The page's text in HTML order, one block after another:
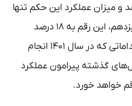
و میزان عملکرد این حکم تنها
۱۳ درصد بود. از زمان آغاز دولت سیزدهم، این رقم به ۱۸ درصد
افزایش یافته است. با مجموعه اقداماتی که در سال ۱۴۰۱ انجام
گذشته پیرامون عملکرد
خواهد خورد.